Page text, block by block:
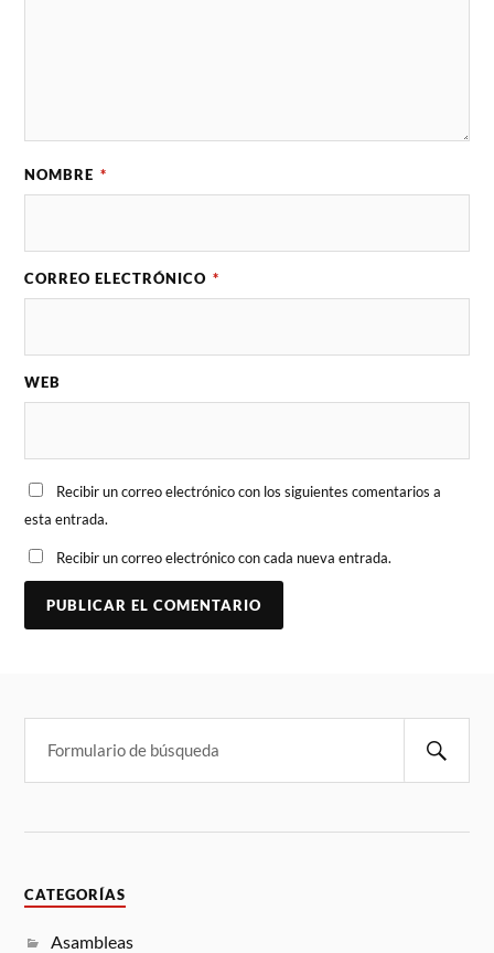
NOMBRE *
CORREO ELECTRÓNICO *
WEB
Recibir un correo electrónico con los siguientes comentarios a
esta entrada.
Recibir un correo electrónico con cada nueva entrada.
I
:
CATEGORÍAS
Asambleas